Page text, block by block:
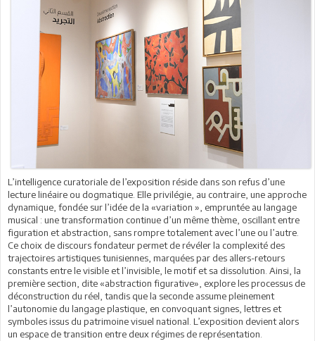
L’intelligence curatoriale de l’exposition réside dans son refus d’une
lecture linéaire ou dogmatique. Elle privilégie, au contraire, une approche
dynamique, fondée sur l’idée de la «variation », empruntée au langage
musical : une transformation continue d’un même thème, oscillant entre
figuration et abstraction, sans rompre totalement avec l’une ou l’autre.
Ce choix de discours fondateur permet de révéler la complexité des
trajectoires artistiques tunisiennes, marquées par des allers-retours
constants entre le visible et l’invisible, le motif et sa dissolution. Ainsi, la
première section, dite «abstraction figurative», explore les processus de
déconstruction du réel, tandis que la seconde assume pleinement
l’autonomie du langage plastique, en convoquant signes, lettres et
symboles issus du patrimoine visuel national. L’exposition devient alors
un espace de transition entre deux régimes de représentation.